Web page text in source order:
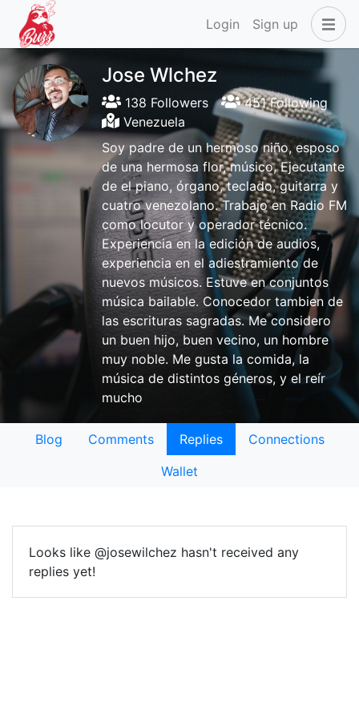
Login Sign up
Jose Wlchez
138 Followers
451 Following
Venezuela
Soy padre de un hermoso niño, esposo
de una hermosa flor, músico, Ejecutante
de el piano, órgano, teclado, guitarra y
cuatro venezolano. Trabajo en Radio FM
como locutor y operador técnico.
Experiencia en la edición de audios,
experiencia en el adiestramiento de
nuevos músicos. Estuve en conjuntos
música bailable. Conocedor tambien de
las escrituras sagradas. Me considero
un buen hijo, buen vecino, un hombre
muy noble. Me gusta la comida, la
música de distintos géneros, y el reír
mucho
Blog Comments Replies
Connections
Wallet
Looks like @josewilchez hasn't received any
replies yet!